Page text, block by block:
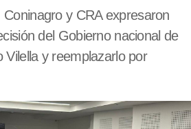
y CRA expresaron
del Gobierno nacional de
Vilella y reemplazarlo por